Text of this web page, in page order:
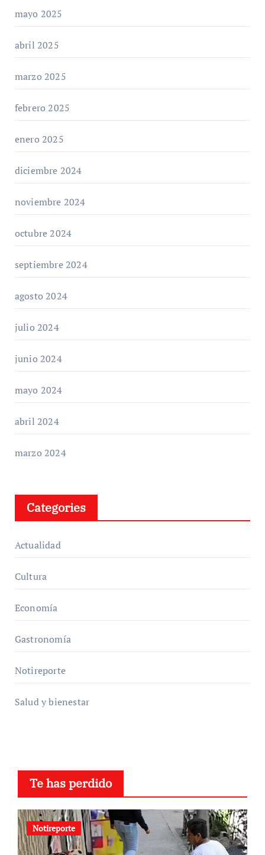
mayo 2025
abril 2025
marzo 2025
febrero 2025
enero 2025
diciembre 2024
noviembre 2024
octubre 2024
septiembre 2024
agosto 2024
julio 2024
junio 2024
mayo 2024
abril 2024
marzo 2024
Categories
Actualidad
Cultura
Economía
Gastronomía
Notireporte
Salud y bienestar
Te has perdido
Notireporte